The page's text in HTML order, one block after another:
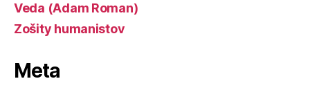
Veda (Adam Roman)
Zošity humanistov
Meta